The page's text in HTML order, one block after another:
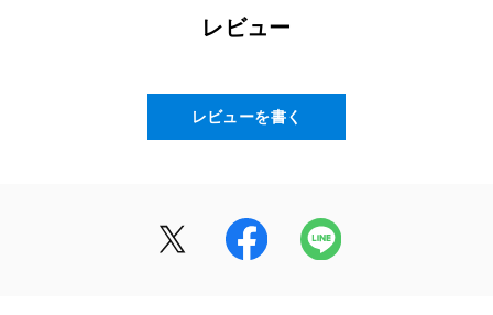
9.6g（1カプセル総重量320mg×30カプセル）
デンプン（国内製造）、アミノ酸粉末（5-アミノレブリ
ン酸リン酸塩含有）/ セルロース、クエン酸第一鉄ナトリ
レビュー
レビューを書く